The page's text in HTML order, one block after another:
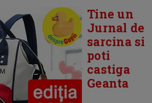
Tine un
Jurnal de
sarcina si
poti
castiga
Geanta